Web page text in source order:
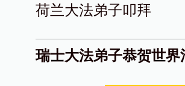
荷兰大法弟子叩拜
瑞士大法弟子恭贺世